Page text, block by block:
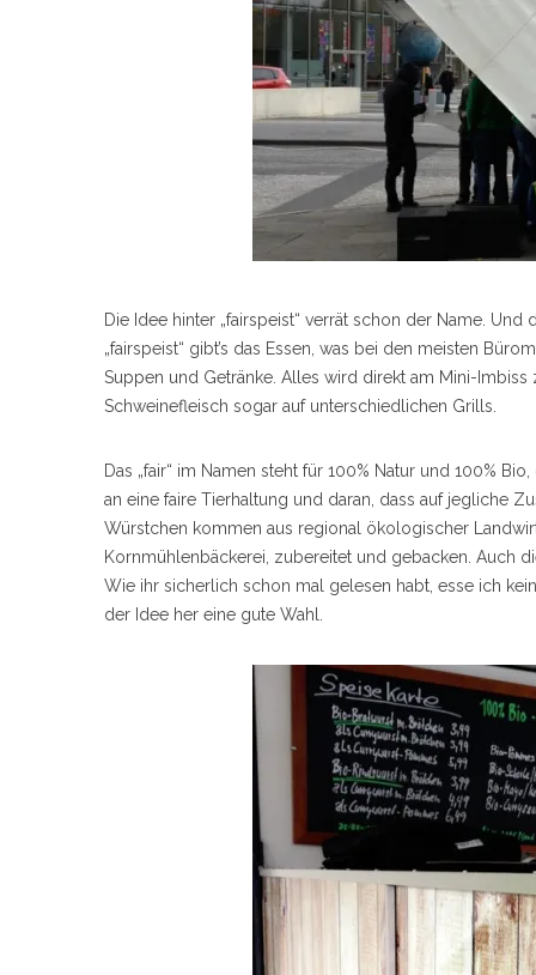
Die Idee hinter „fairspeist“ verrät schon der Name.
„fairspeist“ gibt’s das Essen, was bei den meisten
Suppen und Getränke. Alles wird direkt am Mini-
Schweinefleisch sogar auf unterschiedlichen Grills.
Das „fair“ im Namen steht für 100% Natur und 100%
an eine faire Tierhaltung und daran, dass auf jegliche
Würstchen kommen aus regional ökologischer
Kornmühlenbäckerei, zubereitet und gebacken. Auch
Wie ihr sicherlich schon mal gelesen habt, esse ich
der Idee her eine gute Wahl.